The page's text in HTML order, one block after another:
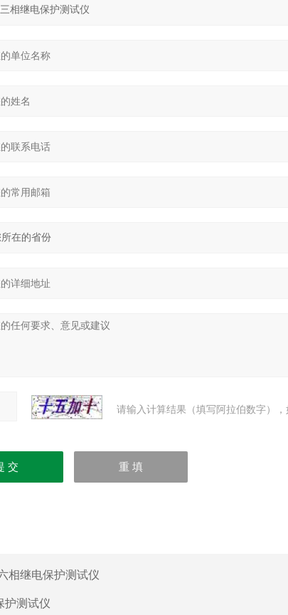
请输入计算结果（填写阿拉伯数字）
相继电保护测试仪
护测试仪